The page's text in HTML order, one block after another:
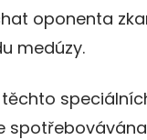
oponenta
medúzy.